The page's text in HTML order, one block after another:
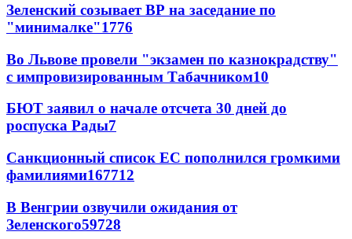
Зеленский созывает ВР на заседание по
"минималке"1776
Во Львове провели "экзамен по казнокрадству"
с импровизированным Табачником10
БЮТ заявил о начале отсчета 30 дней до
роспуска Рады7
Санкционный список ЕС пополнился громкими
фамилиями167712
В Венгрии озвучили ожидания от
Зеленского59728